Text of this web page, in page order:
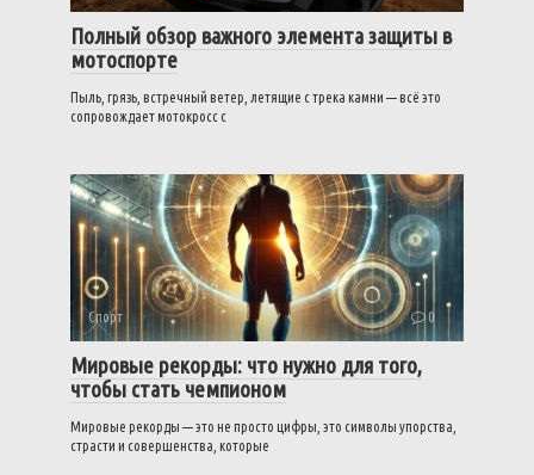
Полный обзор важного элемента защиты в
мотоспорте
Пыль, грязь, встречный ветер, летящие с трека камни — всё это
сопровождает мотокросс с
Спорт 0
Мировые рекорды: что нужно для того,
чтобы стать чемпионом
Мировые рекорды — это не просто цифры, это символы упорства,
страсти и совершенства, которые